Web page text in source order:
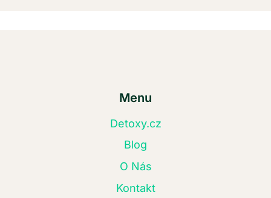
Menu
Detoxy.cz
Blog
O Nás
Kontakt